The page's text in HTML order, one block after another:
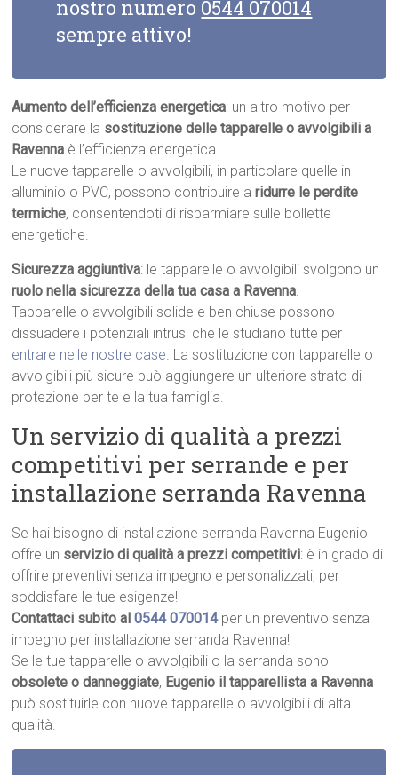
nostro numero 0544 070014
sempre attivo!
Aumento dell’efficienza energetica: un altro motivo per
considerare la sostituzione delle tapparelle o avvolgibili a
Ravenna è l’efficienza energetica.
Le nuove tapparelle o avvolgibili, in particolare quelle in
alluminio o PVC, possono contribuire aridurre le perdite
termiche, consentendoti di risparmiare sulle bollette
energetiche.
Sicurezza aggiuntiva: le tapparelle o avvolgibili svolgono un
ruolo nella sicurezza della tua casa a Ravenna.
Tapparelle o avvolgibili solide e ben chiuse possono
dissuadere i potenziali intrusi che le studiano tutte per
entrare nelle nostre case. La sostituzione con tapparelle o
avvolgibili più sicure può aggiungere un ulteriore strato di
protezione per te e la tua famiglia.
Un servizio di qualità a prezzi
competitivi per serrande e per
installazione serranda Ravenna
Se hai bisogno di installazione serranda Ravenna Eugenio
offre un servizio di qualità a prezzi competitivi: è in grado di
offrire preventivi senza impegno e personalizzati, per
soddisfare le tue esigenze!
Contattaci subito al0544 070014 per un preventivo senza
impegno per installazione serranda Ravenna!
Se le tue tapparelle o avvolgibili o la serranda sono
obsolete o danneggiate, Eugenio il tapparellista a Ravenna
può sostituirle con nuove tapparelle o avvolgibili di alta
qualità.